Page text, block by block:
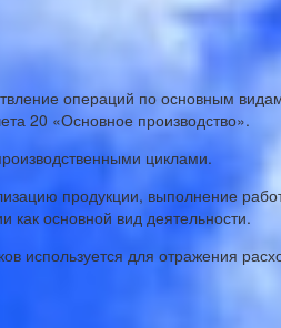
операций по основным
20 «Основное производство».
циклами.
продукции, выполнение
как основной вид деятельности.
используется для отражения